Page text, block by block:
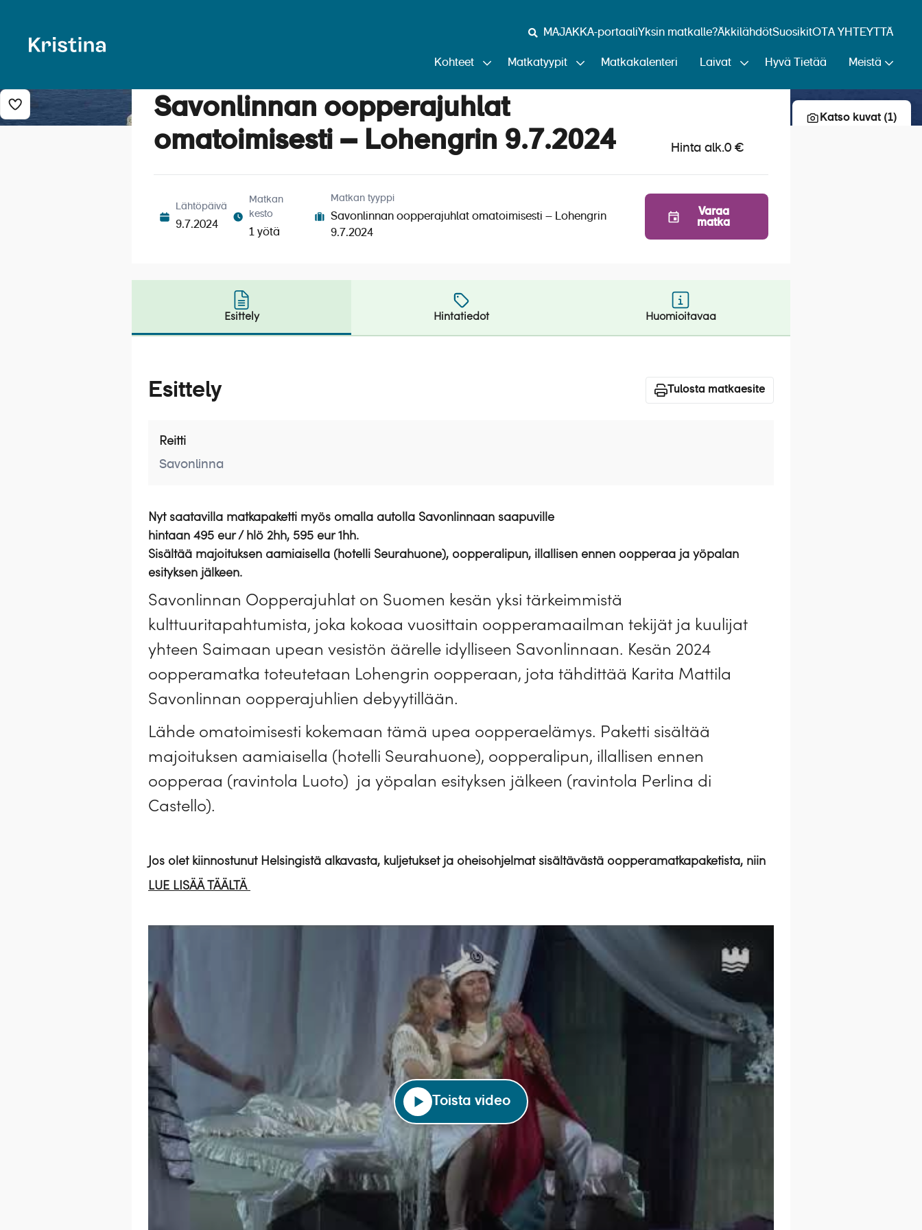
MAJAKKA-portaaliYksin matkalle?ÄkkilähdötSuosikitOTA YHTEYTTÄ
Kohteet Matkatyypit Matkakalenteri Laivat Hyvä Tietää Meistä
Katso kuvat (1)
Lisää risteily suosikkeihinSavonlinnan oopperajuhlat
omatoimisesti – Lohengrin 9.7.2024
Hinta alk.0 €
Lähtöpäivä
9.7.2024
Matkan
kesto
1 yötä
Matkan tyyppi
Savonlinnan oopperajuhlat omatoimisesti – Lohengrin
9.7.2024
Varaa
matka
Esittely Hintatiedot Huomioitavaa
Esittely Tulosta matkaesite
Reitti
Savonlinna
Nyt saatavilla matkapaketti myös omalla autolla Savonlinnaan saapuville
hintaan 495 eur / hlö 2hh, 595 eur 1hh.
Sisältää majoituksen aamiaisella (hotelli Seurahuone), oopperalipun, illallisen ennen oopperaa ja yöpalan
esityksen jälkeen.
Savonlinnan Oopperajuhlat on Suomen kesän yksi tärkeimmistä
kulttuuritapahtumista, joka kokoaa vuosittain oopperamaailman tekijät ja kuulijat
yhteen Saimaan upean vesistön äärelle idylliseen Savonlinnaan. Kesän 2024
oopperamatka toteutetaan Lohengrin oopperaan, jota tähdittää Karita Mattila
Savonlinnan oopperajuhlien debyytillään.
Lähde omatoimisesti kokemaan tämä upea oopperaelämys. Paketti sisältää
majoituksen aamiaisella (hotelli Seurahuone), oopperalipun, illallisen ennen
oopperaa (ravintola Luoto) ja yöpalan esityksen jälkeen (ravintola Perlina di
Castello).
Jos olet kiinnostunut Helsingistä alkavasta, kuljetukset ja oheisohjelmat sisältävästä oopperamatkapaketista, niin
LUE LISÄÄ TÄÄLTÄ
Toista video